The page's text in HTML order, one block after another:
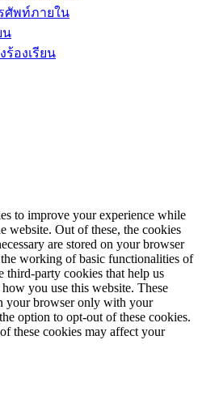
ศัพท์ภายใน
น
ร้องเรียน
to improve your experience while
website. Out of these, the cookies
are stored on your browser
the working of basic functionalities of
third-party cookies that help us
you use this website. These
your browser only with your
option to opt-out of these cookies.
these cookies may affect your